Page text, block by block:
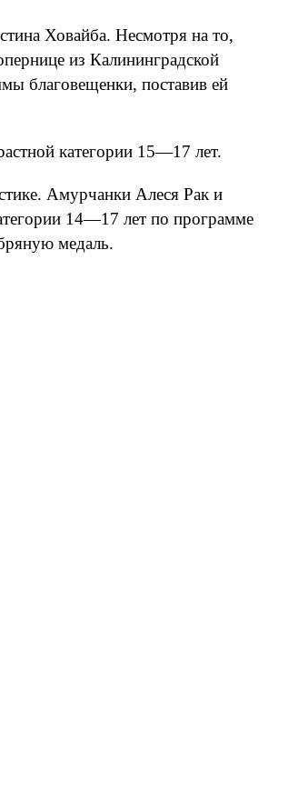
Ховайба. Несмотря на то,
из Калининградской
благовещенки, поставив ей
категории 15—17 лет.
Амурчанки Алеся Рак и
14—17 лет по программе
медаль.